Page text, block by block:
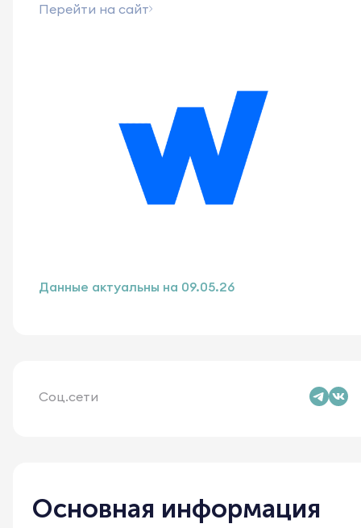
Перейти на сайт
Данные актуальны на 09.05.26
Соц.сети
Основная информация